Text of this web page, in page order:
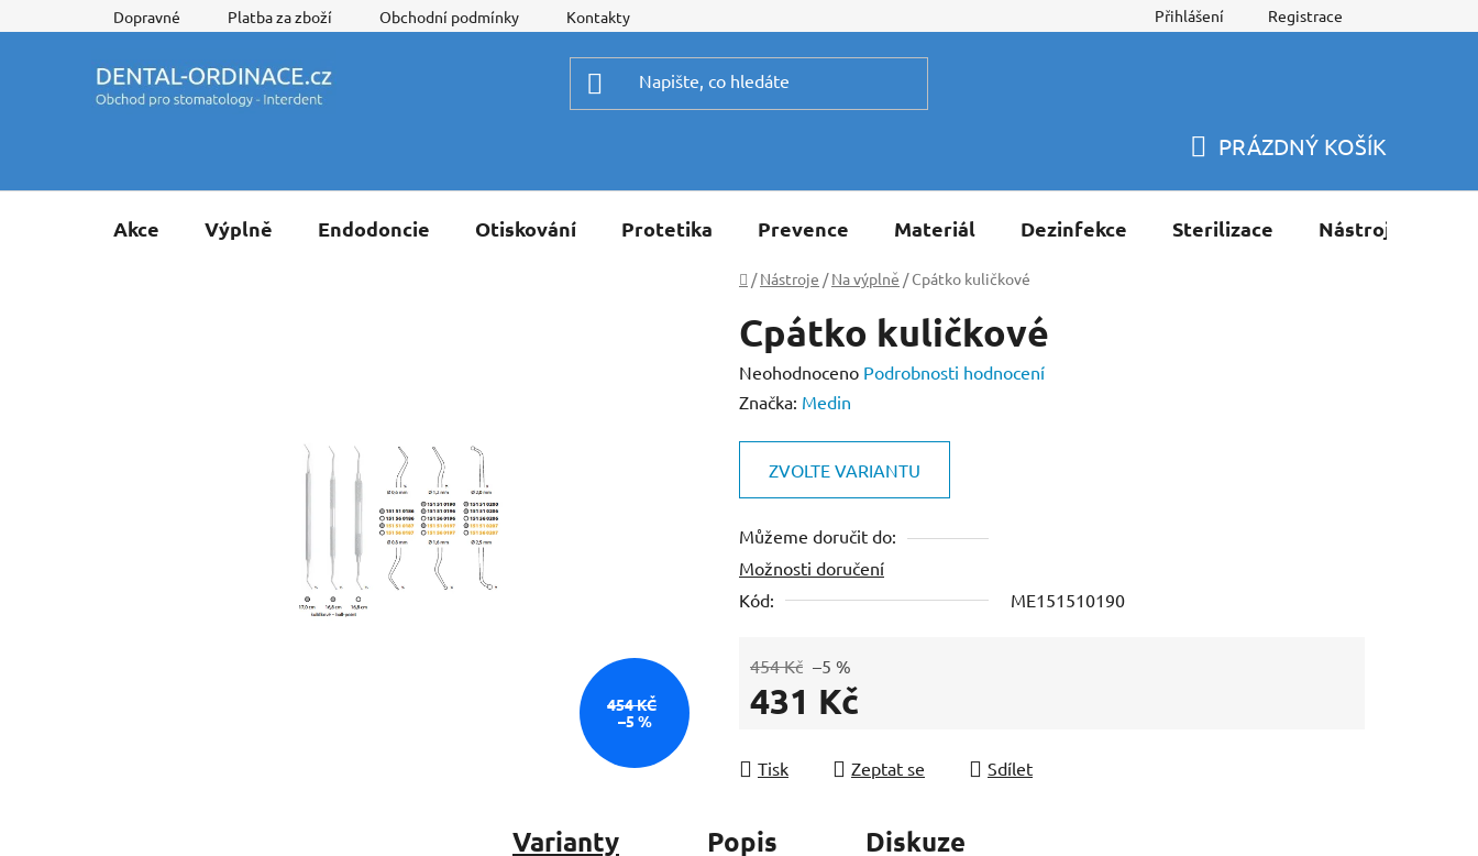
na
Dopravné Platba za zboží Obchodní podmínky Kontakty Přihlášení Registrace
KOŠÍK
PRÁZDNÝ KOŠÍK
Akce Výplně Endodoncie Otiskování Protetika Prevence Materiál Dezinfekce Sterilizace Nástroje
Domů
/ Nástroje / Na výplně / Cpátko kuličkové
Cpátko kuličkové
Průměrné
hodnocení
5
hvězdiček.
Neohodnoceno Podrobnosti hodnocení
Značka: Medin
ZVOLTE VARIANTU
Můžeme doručit do:
Možnosti doručení
Kód:
ME151510190
454 Kč –5 %
431 Kč
Tisk
Zeptat se Sdílet
454 KČ
–5 %
Varianty Popis Diskuze